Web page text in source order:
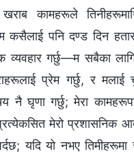
कामहरूले
कसैलाई पनि दण्ड दिन
व्यवहार गर्छु—म सबैका
प्रेम गर्छु, र मलाई
नै घृणा गर्छु; मेरा
मेरो प्रशासनिक
यदि यो नभए तिमीहरूमा